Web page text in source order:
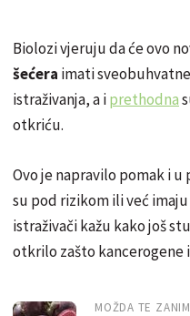
Biolozi vjeruju da će ovo
šećera imati
istraživanja, a iprethodna
otkriću.
Ovo je napravilo pomak i
su pod rizikom ili već
istraživači kažu kako još
otkrilo zašto
MOŽDA TE